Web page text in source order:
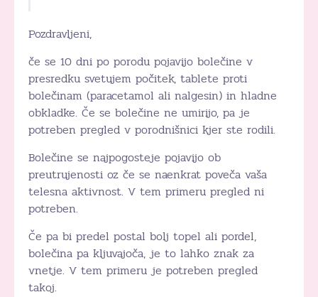
Pozdravljeni,
če se 10 dni po porodu pojavijo bolečine v
presredku svetujem počitek, tablete proti
bolečinam (paracetamol ali nalgesin) in hladne
obkladke. Če se bolečine ne umirijo, pa je
potreben pregled v porodnišnici kjer ste rodili.
Bolečine se najpogosteje pojavijo ob
preutrujenosti oz če se naenkrat poveča vaša
telesna aktivnost. V tem primeru pregled ni
potreben.
Če pa bi predel postal bolj topel ali pordel,
bolečina pa kljuvajoča, je to lahko znak za
vnetje. V tem primeru je potreben pregled
takoj.